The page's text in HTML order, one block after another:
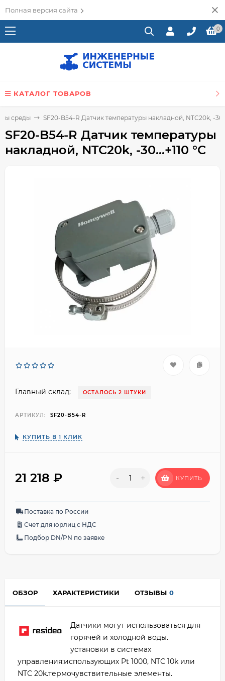
Полная версия сайта
0
КАТАЛОГ ТОВАРОВ
среды SF20-B54-R Датчик температуры накладной, NTC20k, -
SF20-B54-R Датчик температуры
накладной, NTC20k, -30…+110 °C
Главный склад: ОСТАЛОСЬ 2 ШТУКИ
АРТИКУЛ: SF20-B54-R
КУПИТЬ В 1 КЛИК
21 218 ₽ - + КУПИТЬ
Поставка по России
Счет для юрлиц с НДС
Подбор DN/PN по заявке
ОБЗОР ХАРАКТЕРИСТИКИ ОТЗЫВЫ 0
Датчики могут использоваться для
горячей и холодной воды.
установки в системах
управления:использующих Pt 1000, NTC 10k или
NTC 20k.термочувствительные элементы.